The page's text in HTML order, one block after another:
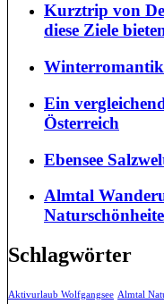
Kurztrip von
diese Ziele
Ein
Österreich
Ebensee
Almtal
Schlagwörter
Aktivurlaub Wolfgangsee Almtal